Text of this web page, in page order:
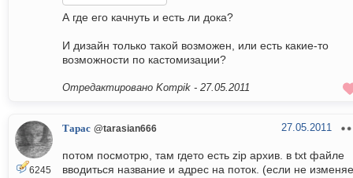
А где его качнуть и есть ли дока?
И дизайн только такой возможен, или есть какие-то
возможности по кастомизации?
Отредактировано Kompik - 27.05.2011
6245
Тарас @tarasian666 27.05.2011
потом посмотрю, там гдето есть zip архив. в txt файле
вводиться название и адрес на поток. (если не